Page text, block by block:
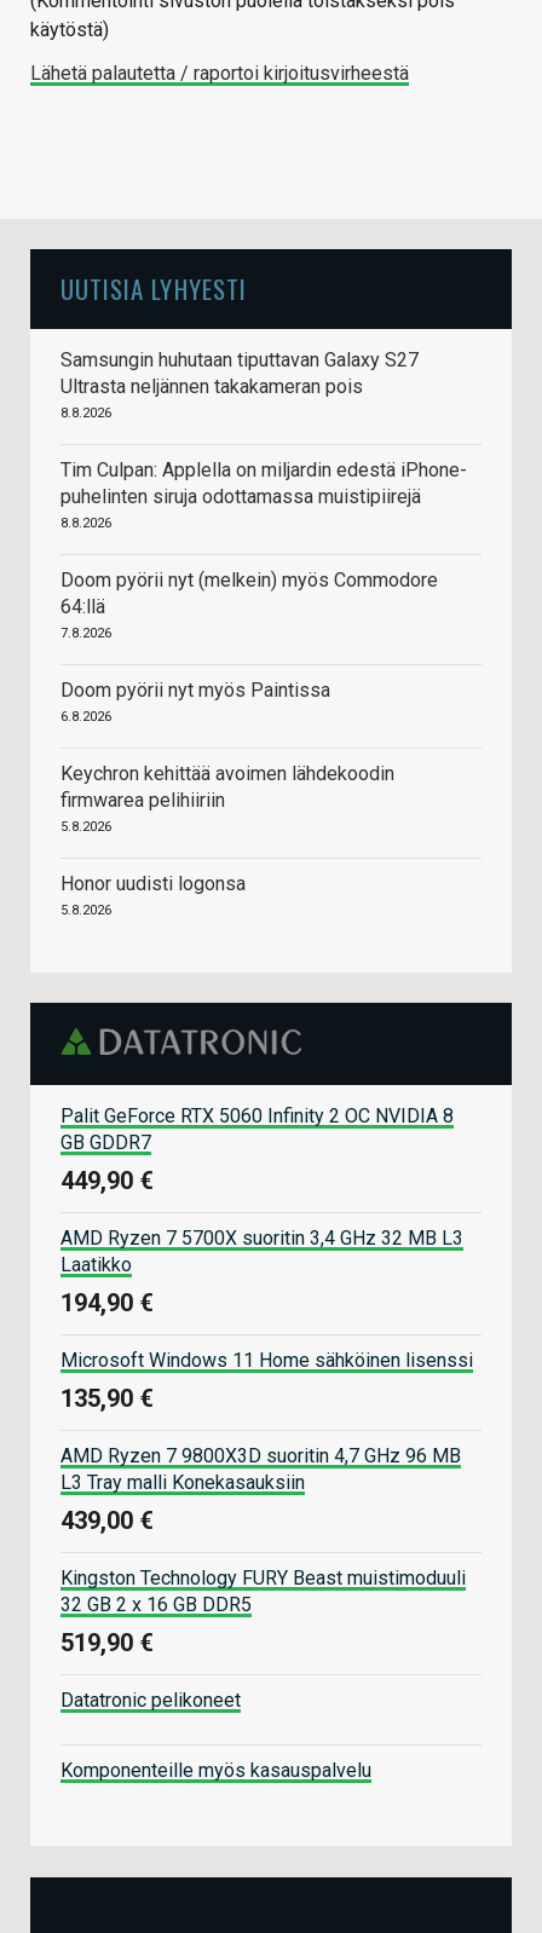
käytöstä)
Lähetä palautetta / raportoi kirjoitusvirheestä
UUTISIA LYHYESTI
Samsungin huhutaan tiputtavan Galaxy S27
Ultrasta neljännen takakameran pois
8.8.2026
Tim Culpan: Applella on miljardin edestä iPhone-
puhelinten siruja odottamassa muistipiirejä
8.8.2026
Doom pyörii nyt (melkein) myös Commodore
64:llä
7.8.2026
Doom pyörii nyt myös Paintissa
6.8.2026
Keychron kehittää avoimen lähdekoodin
firmwarea pelihiiriin
5.8.2026
Honor uudisti logonsa
5.8.2026
Palit GeForce RTX 5060 Infinity 2 OC NVIDIA 8
GB GDDR7
449,90 €
AMD Ryzen 7 5700X suoritin 3,4 GHz 32 MB L3
Laatikko
194,90 €
Microsoft Windows 11 Home sähköinen lisenssi
135,90 €
AMD Ryzen 7 9800X3D suoritin 4,7 GHz 96 MB
L3 Tray malli Konekasauksiin
439,00 €
Kingston Technology FURY Beast muistimoduuli
32 GB 2 x 16 GB DDR5
519,90 €
Datatronic pelikoneet
Komponenteille myös kasauspalvelu